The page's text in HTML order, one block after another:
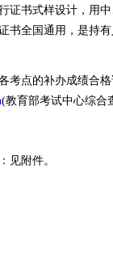
书式样设计，用中
书全国通用，是持
点的补办成绩合格
(教育部考试中心综合
附件。